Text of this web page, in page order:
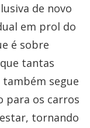
de novo
em prol do
é sobre
tantas
também segue
para os carros
tornando